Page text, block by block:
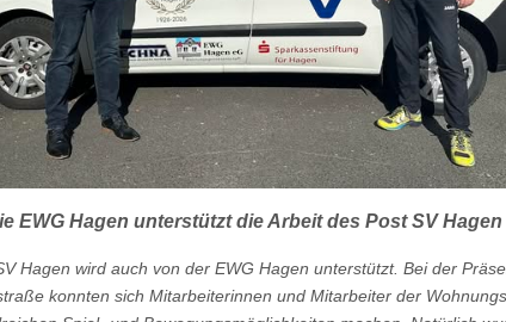
EWG Hagen unterstützt die Arbeit des Post SV Hagen
Hagen wird auch von der EWG Hagen unterstützt. Bei der
konnten sich Mitarbeiterinnen und Mitarbeiter der